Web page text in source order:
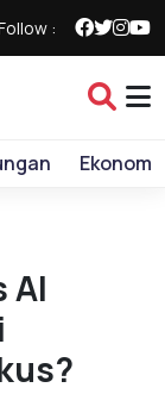
:
Ekonomi
AI